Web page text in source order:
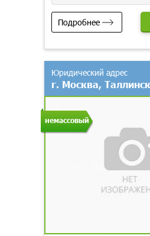
Подробнее
немассовый
Юридический адрес
г. Москва,